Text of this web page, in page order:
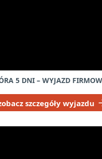
5 DNI – WYJAZD
szczegóły wyjazdu